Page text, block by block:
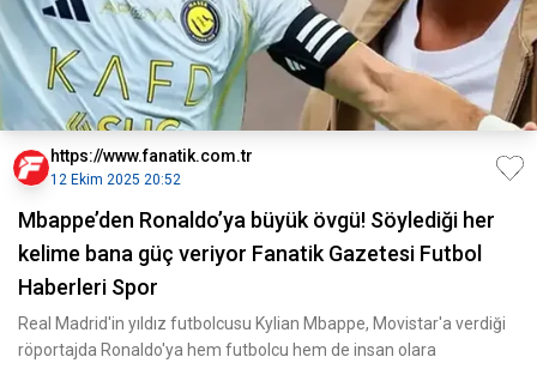
https://www.fanatik.com.tr
12 Ekim 2025 20:52
Mbappe’den Ronaldo’ya büyük övgü! Söylediği her
kelime bana güç veriyor Fanatik Gazetesi Futbol
Haberleri Spor
Real Madrid'in yıldız futbolcusu Kylian Mbappe, Movistar'a verdiği
röportajda Ronaldo'ya hem futbolcu hem de insan olara